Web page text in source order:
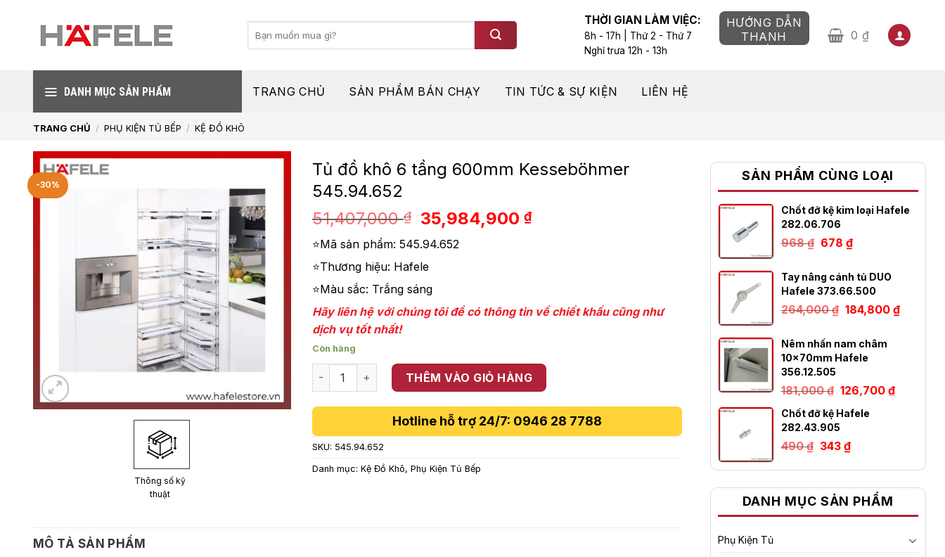
kiếm:
THỜI GIAN LÀM VIỆC:
8h - 17h | Thứ 2 - Thứ 7
Nghỉ trưa 12h - 13h
HƯỚNG DẪN
THANH
0 ₫
DANH MỤC SẢN PHẨM TRANG CHỦ SẢN PHẨM BÁN CHẠY TIN TỨC & SỰ KIỆN LIÊN HỆ
TRANG CHỦ / PHỤ KIỆN TỦ BẾP / KỆ ĐỒ KHÔ
SẢN PHẨM CÙNG LOẠI
Chốt đỡ kệ kim loại Hafele
282.06.706
968₫ Giá
968 ₫.
678₫Giá
là:
678 ₫.
Tay nâng cánh tủ DUO
Hafele 373.66.500
264,000₫ Giá
gốc
264,000 ₫.
184,800₫Giá
Nêm nhấn nam châm
10x70mm Hafele
356.12.505
181,000₫ Giá
là:
126,700₫Giá
Chốt đỡ kệ Hafele
282.43.905
490₫ Giá
là:
343₫Giá
tại
343 ₫.
DANH MỤC SẢN PHẨM
Phụ Kiện Tủ
-30%
Thông số kỹ
thuật
Tủ đồ khô 6 tầng 600mm Kesseböhmer
545.94.652
51,407,000₫
Giá
gốc
là:
51,407,000 ₫.
35,984,900₫Giá
⭐Mã sản phẩm: 545.94.652
⭐Thương hiệu: Hafele
⭐Màu sắc: Trắng sáng
Hãy liên hệ với chúng tôi để có thông tin về chiết khấu cũng như
dịch vụ tốt nhất!
Còn hàng
Tủ đồ khô 6 tầng 600mm Kesseböhmer 545.94.652 số lượng
THÊM VÀO GIỎ HÀNG
Hotline hỗ trợ 24/7: 0946 28 7788
SKU: 545.94.652
Danh mục: Kệ Đồ Khô, Phụ Kiện Tủ Bếp
MÔ TẢ SẢN PHẨM